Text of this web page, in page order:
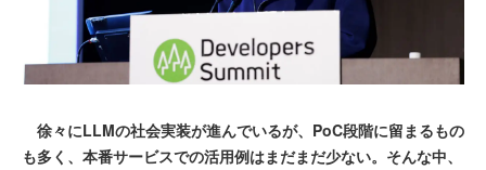
徐々にLLMの社会実装が進んでいるが、PoC段階に留まるもの
も多く、本番サービスでの活用例はまだまだ少ない。そんな中、